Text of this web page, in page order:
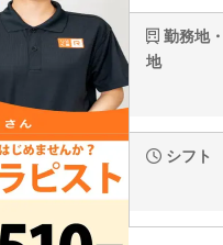
勤務地
地
シフト